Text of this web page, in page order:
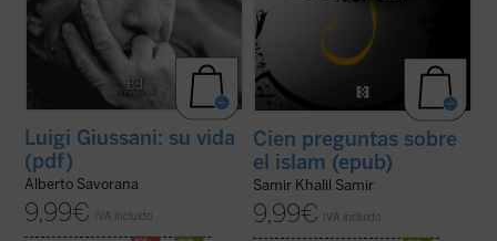
Luigi Giussani: su vida
(pdf)
Alberto Savorana
9,99€ IVA incluido
Cien preguntas sobre
el islam (epub)
Samir Khalil Samir
9,99€ IVA incluido